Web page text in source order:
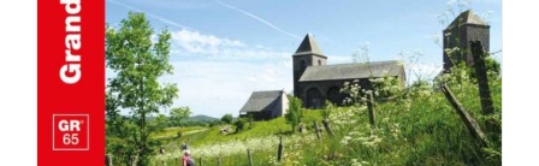
AJOUTER AU PANIER / DÉTAILS